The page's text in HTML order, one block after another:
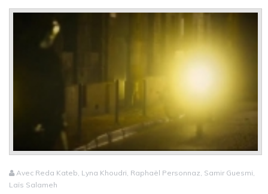
Avec Reda Kateb, Lyna Khoudri, Raphaël Personnaz, Samir Guesmi,
Laïs Salameh